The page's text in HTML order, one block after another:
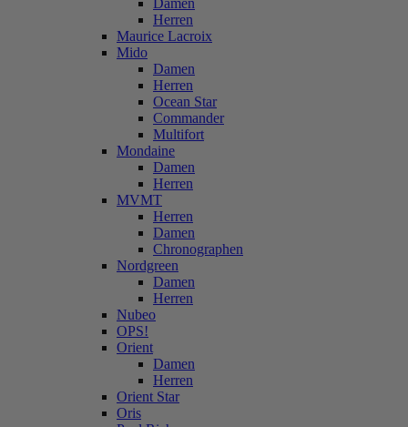
Damen
Herren
Maurice Lacroix
Mido
Damen
Herren
Ocean Star
Commander
Multifort
Mondaine
Damen
Herren
MVMT
Herren
Damen
Chronographen
Nordgreen
Damen
Herren
Nubeo
OPS!
Orient
Damen
Herren
Orient Star
Oris